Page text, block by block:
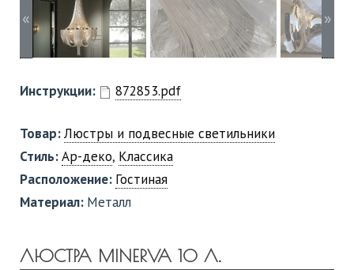
« »
Инструкции: 872853.pdf
Товар:Люстры и подвесные светильники
Стиль:Ар-деко, Классика
Расположение: Гостиная
Материал: Металл
ЛЮСТРА MINERVA 10 Л.